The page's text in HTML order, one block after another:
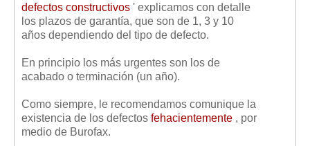
defectos constructivos ' explicamos con detalle
los plazos de garantía, que son de 1, 3 y 10
años dependiendo del tipo de defecto.
En principio los más urgentes son los de
acabado o terminación (un año).
Como siempre, le recomendamos comunique la
existencia de los defectos fehacientemente , por
medio de Burofax.